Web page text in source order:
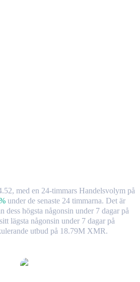
med en 24-timmars Handelsvolym på
under de senaste 24 timmarna. Det är
dess högsta någonsin under 7 dagar på
lägsta någonsin under 7 dagar på
utbud på 18.79M XMR.